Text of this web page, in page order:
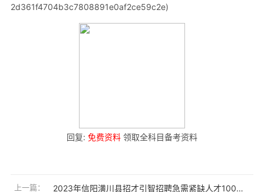
2d361f4704b3c7808891e0af2ce59c2e)
回复: 免费资料 领取全科目备考资料
上一篇： 2023年信阳潢川县招才引智招聘急需紧缺人才100人公告